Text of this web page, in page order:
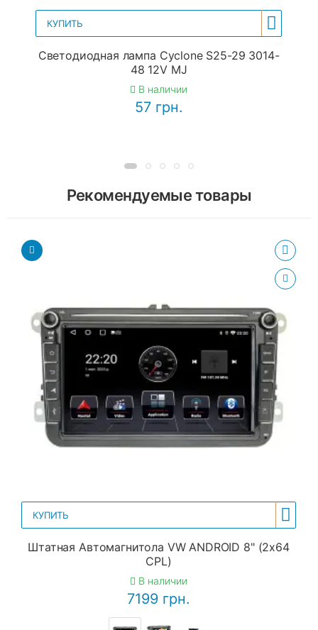
КУПИТЬ
Светодиодная лампа Cyclone S25-29 3014-
48 12V MJ
В наличии
57 грн.
Рекомендуемые товары
КУПИТЬ
Штатная Автомагнитола VW ANDROID 8" (2x64
CPL)
В наличии
7199 грн.